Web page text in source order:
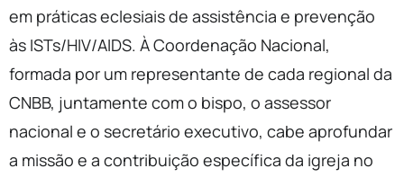
em práticas eclesiais de assistência e prevenção
às ISTs/HIV/AIDS. À Coordenação Nacional,
formada por um representante de cada regional da
CNBB, juntamente com o bispo, o assessor
nacional e o secretário executivo, cabe aprofundar
a missão e a contribuição específica da igreja no